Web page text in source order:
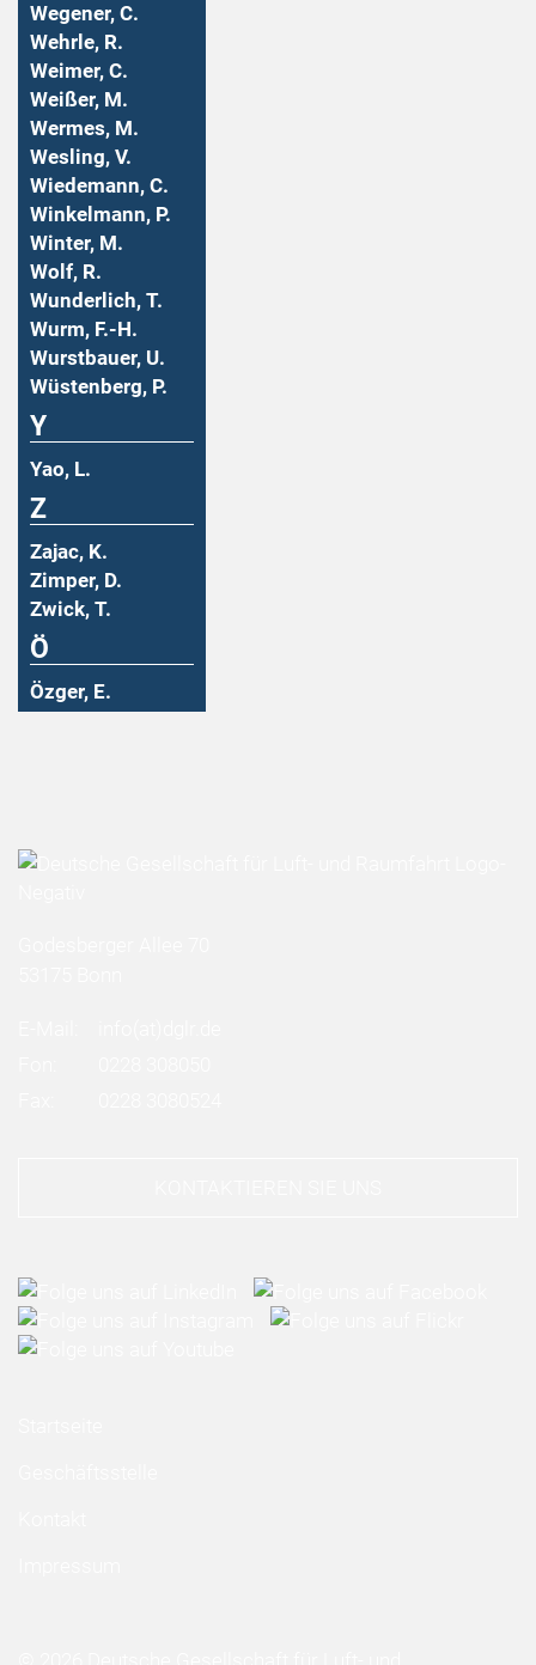
Wegener, C.
Wehrle, R.
Weimer, C.
Weißer, M.
Wermes, M.
Wesling, V.
Wiedemann, C.
Winkelmann, P.
Winter, M.
Wolf, R.
Wunderlich, T.
Wurm, F.-H.
Wurstbauer, U.
Wüstenberg, P.
Y
Yao, L.
Z
Zajac, K.
Zimper, D.
Zwick, T.
Ö
Özger, E.